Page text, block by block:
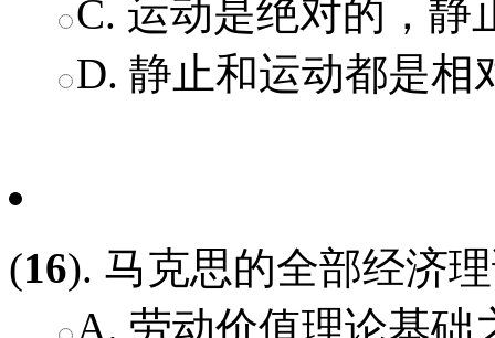
C. 运动是绝对的，静
D. 静止和运动都是相
(16). 马克思的全部经济
A. 劳动价值理论基础